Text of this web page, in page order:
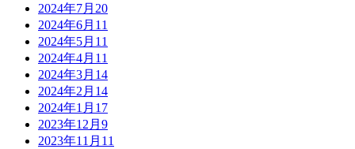
2024年7月 20
2024年6月 11
2024年5月 11
2024年4月 11
2024年3月 14
2024年2月 14
2024年1月 17
2023年12月 9
2023年11月 11